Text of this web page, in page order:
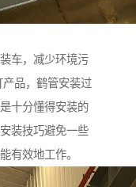
车，减少环境污
品，鹤管安装过
十分懂得安装的
装技巧避免一些
有效地工作。